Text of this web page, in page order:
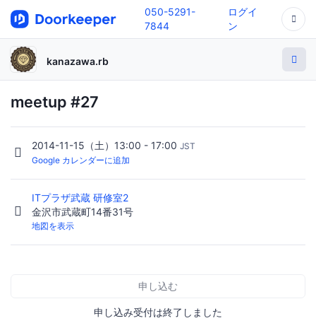
050-5291-
7844
ログイ
ン
kanazawa.rb
meetup #27
2014-11-15（土）13:00 - 17:00 JST
Google カレンダーに追加
ITプラザ武蔵 研修室2
金沢市武蔵町14番31号
地図を表示
申し込む
申し込み受付は終了しました